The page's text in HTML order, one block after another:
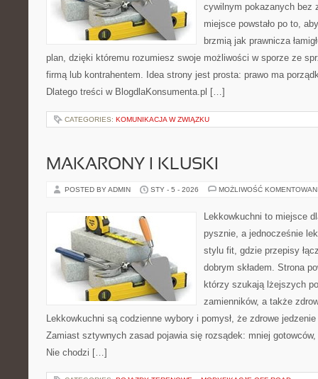
cywilnym pokazanych bez
miejsce powstało po to,
brzmią jak prawnicza
plan, dzięki któremu rozumiesz swoje możliwości w sporze ze
firmą lub kontrahentem. Idea strony jest prosta: prawo ma
Dlatego treści w BlogdlaKonsumenta.pl […]
CATEGORIES: KOMUNIKACJA W ZWIĄZKU
MAKARONY I KLUSKI
POSTED BY ADMIN STY - 5 - 2026 MOŻLIWOŚĆ
Lekkowkuchni to miejsce
pysznie, a jednocześnie
stylu fit, gdzie przepisy
dobrym składem. Strona
którzy szukają lżejszych
zamienników, a także
Lekkowkuchni są codzienne wybory i pomysł, że zdrowe
Zamiast sztywnych zasad pojawia się rozsądek: mniej
Nie chodzi […]